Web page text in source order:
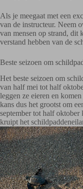
Als je meegaat met een
van de instructeur. Neem
van mensen op strand, dit
verstand hebben van de
Beste seizoen om
Het beste seizoen om
van half mei tot half
leggen ze eieren en
kans dus het grootst om
september tot half oktober
kruipt het